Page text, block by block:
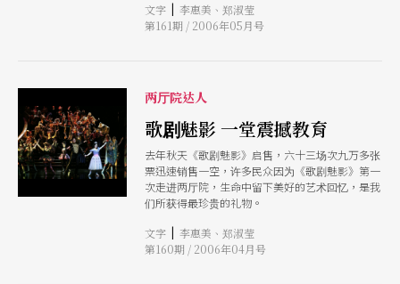
充满了对表演艺术的疯狂喜爱，满是自信与享
受。」
文字 | 李惠美、郑淑莹
第161期 / 2006年05月号
两厅院达人
歌剧魅影 一堂震撼教育
去年秋天《歌剧魅影》启售，六十三场次九万多张
票迅速销售一空，许多民众因为《歌剧魅影》第一
次走进两厅院，生命中留下美好的艺术回忆，是我
们所获得最珍贵的礼物。
文字 | 李惠美、郑淑莹
第160期 / 2006年04月号